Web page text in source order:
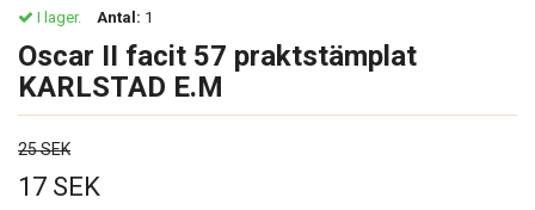
I lager. Antal: 1
Oscar II facit 57 praktstämplat
KARLSTAD E.M
25 SEK
17 SEK